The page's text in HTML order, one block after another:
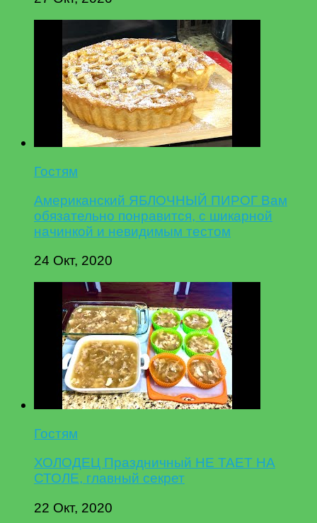
Гостям
Американский ЯБЛОЧНЫЙ ПИРОГ Вам
обязательно понравится, с шикарной
начинкой и невидимым тестом
24 Окт, 2020
Гостям
ХОЛОДЕЦ Праздничный НЕ ТАЕТ НА
СТОЛЕ, главный секрет
22 Окт, 2020